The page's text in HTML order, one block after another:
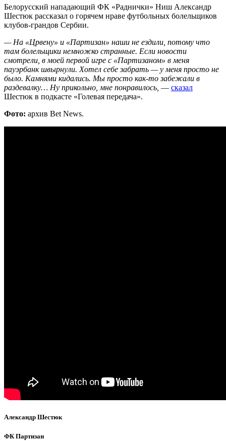
Белорусский нападающий ФК «Раднички» Ниш Александр
Шестюк рассказал о горячем нраве футбольных болельщиков
клубов-грандов Сербии.
— На «Црвену» и «Партизан» наши не ездили, потому что
там болельщики немножко странные. Если новости
смотрели, в моей первой игре с «Партизаном» в меня
пауэрбанк швырнули. Хотел себе забрать — у меня просто не
было. Камнями кидались. Мы просто как-то забежали в
раздевалку… Ну прикольно, мне понравилось, — сказал
Шестюк в подкасте «Голевая передача».
Фото: архив Bet News.
Александр Шестюк
ФК Партизан